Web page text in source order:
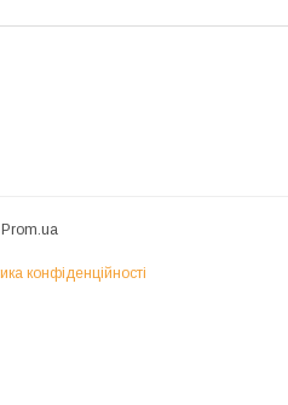
Prom.ua
конфіденційності